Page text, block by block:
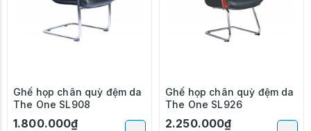
Ghế họp chân quỳ đệm da
The One SL908
1.800.000₫
Ghế họp chân quỳ đệm da
The One SL926
2.250.000₫